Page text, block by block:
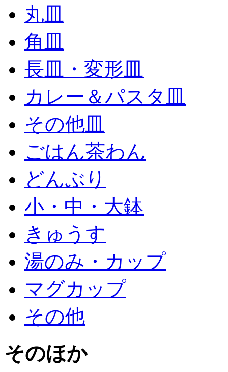
丸皿
角皿
長皿・変形皿
カレー＆パスタ皿
その他皿
ごはん茶わん
どんぶり
小・中・大鉢
きゅうす
湯のみ・カップ
マグカップ
その他
そのほか